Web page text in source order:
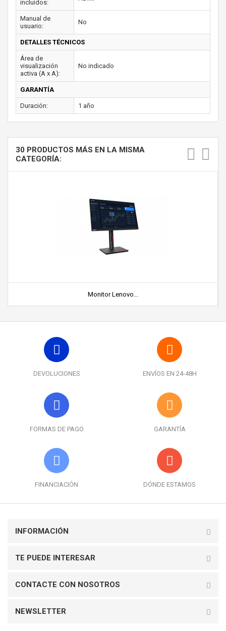
incluidos:
Manual de
usuario:
No
DETALLES TÉCNICOS
Área de
visualización
activa (A x A):
No indicado
GARANTÍA
Duración: 1 año
30 PRODUCTOS MÁS EN LA MISMA
CATEGORÍA:
Monitor Lenovo...
DEVOLUCIONES ENVÍOS EN 24-48H
FORMAS DE PAGO GARANTÍA
FINANCIACIÓN DÓNDE ESTAMOS
INFORMACIÓN
TE PUEDE INTERESAR
CONTACTE CON NOSOTROS
NEWSLETTER